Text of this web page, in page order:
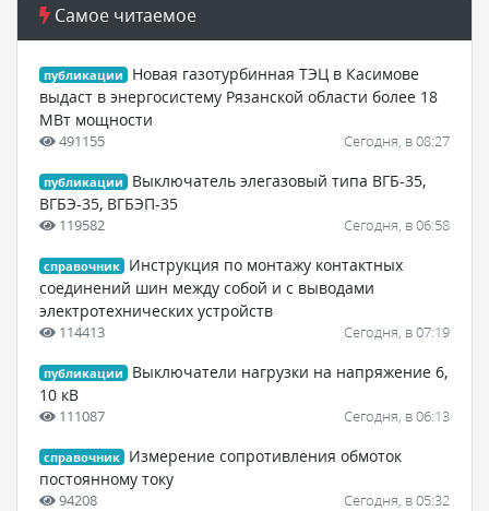
Самое читаемое
публикации
Новая газотурбинная ТЭЦ в Касимове
выдаст в энергосистему Рязанской области более 18
МВт мощности
491155 Сегодня, в 08:27
публикации
Выключатель элегазовый типа ВГБ-35,
ВГБЭ-35, ВГБЭП-35
119582 Сегодня, в 06:58
справочник
Инструкция по монтажу контактных
соединений шин между собой и с выводами
электротехнических устройств
114413 Сегодня, в 07:19
публикации
Выключатели нагрузки на напряжение 6,
10 кВ
111087 Сегодня, в 06:13
справочник
Измерение сопротивления обмоток
постоянному току
94208 Сегодня, в 05:32